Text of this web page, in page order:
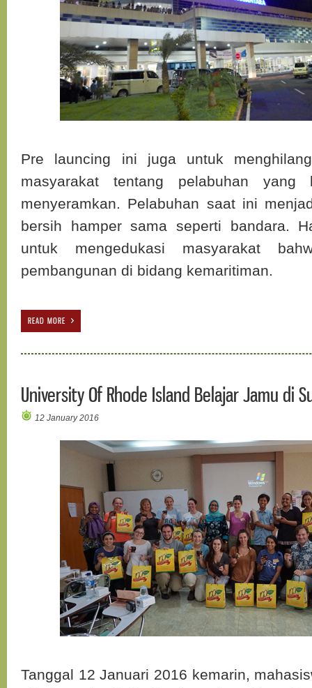
Pre launcing ini juga untuk
masyarakat tentang pelabuhan
menyeramkan. Pelabuhan saat ini
bersih hamper sama seperti bandara.
untuk mengedukasi masyarakat
pembangunan di bidang kemaritiman.
READ MORE
University Of Rhode Island Belajar Jamu di
12 January 2016
Tanggal 12 Januari 2016 kemarin,